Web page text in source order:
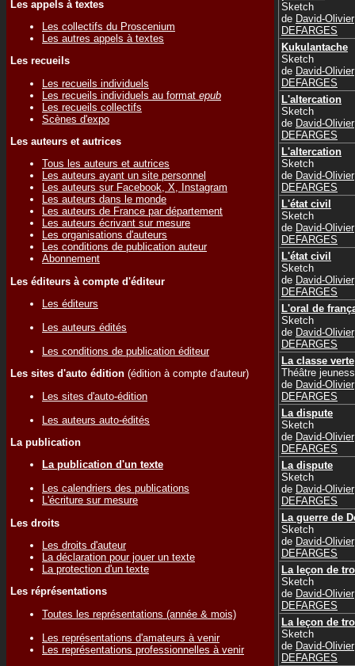
Les appels à textes
Les collectifs du Proscenium
Les autres appels à textes
Les recueils
Les recueils individuels
Les recueils individuels au format epub
Les recueils collectifs
Scènes d'expo
Les auteurs et autrices
Tous les auteurs et autrices
Les auteurs ayant un site personnel
Les auteurs sur Facebook, X, Instagram
Les auteurs dans le monde
Les auteurs de France par département
Les auteurs écrivant sur mesure
Les organisations d'auteurs
Les conditions de publication auteur
Abonnement
Les éditeurs à compte d'éditeur
Les éditeurs
Les auteurs édités
Les conditions de publication éditeur
Les sites d'auto édition (édition à compte d'auteur)
Les sites d'auto-édition
Les auteurs auto-édités
La publication
La publication d'un texte
Les calendriers des publications
L'écriture sur mesure
Les droits
Les droits d'auteur
La déclaration pour jouer un texte
La protection d'un texte
Les réprésentations
Toutes les représentations (année & mois)
Les représentations d'amateurs à venir
Les représentations professionnelles à venir
Sketch
de David-Olivier
DEFARGES
Kukulantache
Sketch
de David-Olivier
DEFARGES
L'altercation
Sketch
de David-Olivier
DEFARGES
L'altercation
Sketch
de David-Olivier
DEFARGES
L'état civil
Sketch
de David-Olivier
DEFARGES
L'état civil
Sketch
de David-Olivier
DEFARGES
L'oral de
Sketch
de David-Olivier
DEFARGES
La classe verte
Théâtre
de David-Olivier
DEFARGES
La dispute
Sketch
de David-Olivier
DEFARGES
La dispute
Sketch
de David-Olivier
DEFARGES
La guerre de
Sketch
de David-Olivier
DEFARGES
La leçon de
Sketch
de David-Olivier
DEFARGES
La leçon de
Sketch
de David-Olivier
DEFARGES